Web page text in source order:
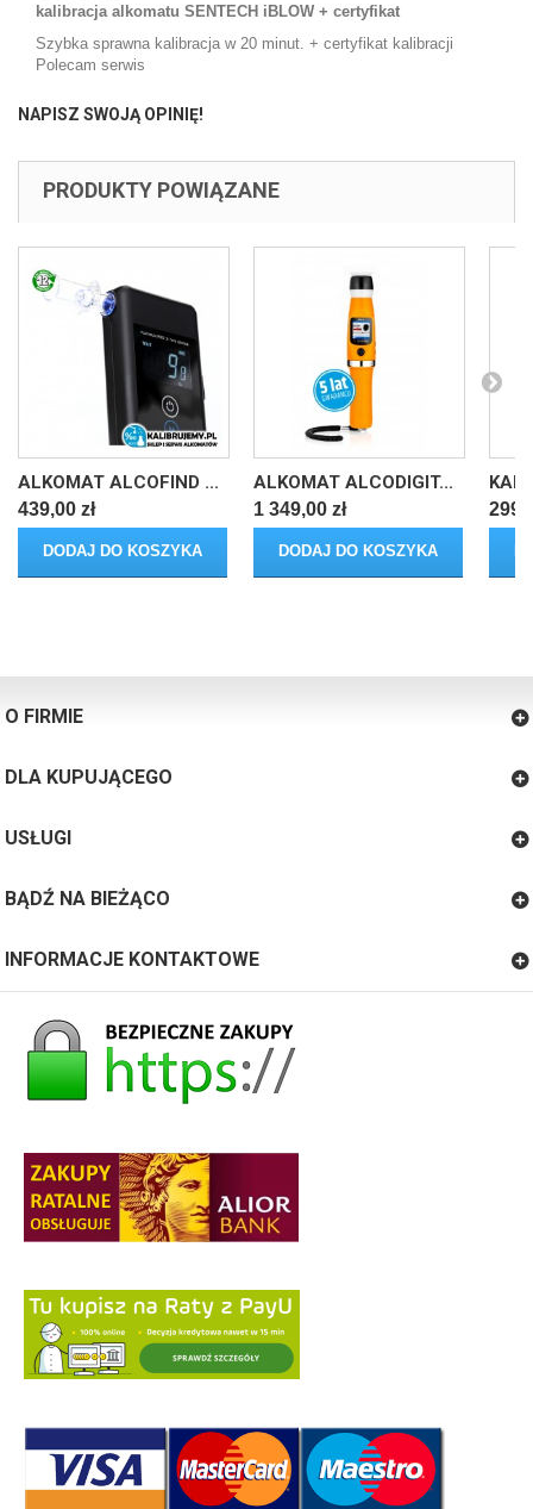
kalibracja alkomatu SENTECH iBLOW + certyfikat
Szybka sprawna kalibracja w 20 minut. + certyfikat kalibracji
Polecam serwis
NAPISZ SWOJĄ OPINIĘ!
PRODUKTY POWIĄZANE
ALKOMAT ALCOFIND ...
439,00 zł
DODAJ DO KOSZYKA
ALKOMAT ALCODIGIT...
1 349,00 zł
DODAJ DO KOSZYKA
O FIRMIE
DLA KUPUJĄCEGO
USŁUGI
BĄDŹ NA BIEŻĄCO
INFORMACJE KONTAKTOWE